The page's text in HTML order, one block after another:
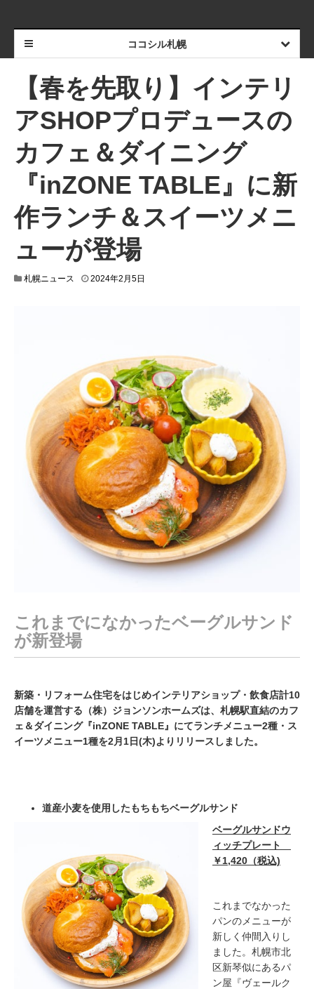
ココシル札幌
【春を先取り】インテリ
アSHOPプロデュースの
カフェ＆ダイニング
『inZONE TABLE』に新
作ランチ＆スイーツメニ
ューが登場
札幌ニュース 2024年2月5日
6
日
これまでになかったベーグルサンド
が新登場
新築・リフォーム住宅をはじめインテリアショップ・飲食店計10
店舗を運営する（株）ジョンソンホームズは、札幌駅直結のカフ
ェ＆ダイニング『inZONE TABLE』にてランチメニュー2種・ス
イーツメニュー1種を2月1日(木)よりリリースしました。
道産小麦を使用したもちもちベーグルサンド
ベーグルサンドウ
ィッチプレート
￥1,420（税込)
これまでなかった
パンのメニューが
新しく仲間入りし
ました。札幌市北
区新琴似にあるパ
ン屋『ヴェールク